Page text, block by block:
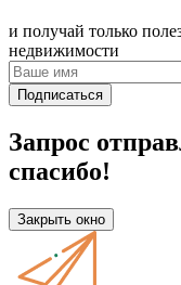
и получай только
недвижимости
Подписаться
Запрос
спасибо!
Закрыть окно